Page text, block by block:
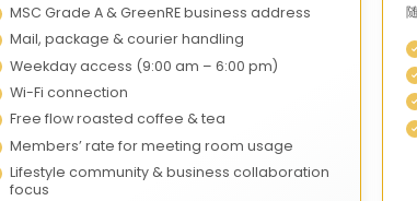
MSC Grade A & GreenRE business address
Mail, package & courier handling
Weekday access (9:00 am – 6:00 pm)
Wi-Fi connection
Free flow roasted coffee & tea
Members’ rate for meeting room usage
Lifestyle community & business collaboration
focus